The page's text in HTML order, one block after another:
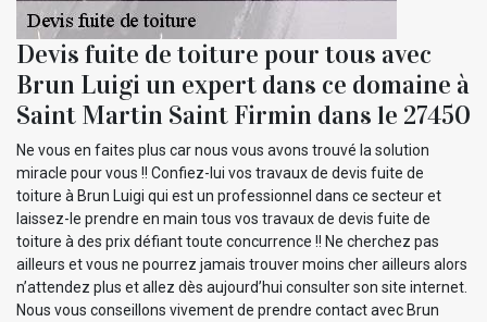
Devis fuite de toiture pour tous avec
Brun Luigi un expert dans ce domaine à
Saint Martin Saint Firmin dans le 27450
Ne vous en faites plus car nous vous avons trouvé la solution
miracle pour vous !! Confiez-lui vos travaux de devis fuite de
toiture à Brun Luigi qui est un professionnel dans ce secteur et
laissez-le prendre en main tous vos travaux de devis fuite de
toiture à des prix défiant toute concurrence !! Ne cherchez pas
ailleurs et vous ne pourrez jamais trouver moins cher ailleurs alors
n’attendez plus et allez dès aujourd’hui consulter son site internet.
Nous vous conseillons vivement de prendre contact avec Brun